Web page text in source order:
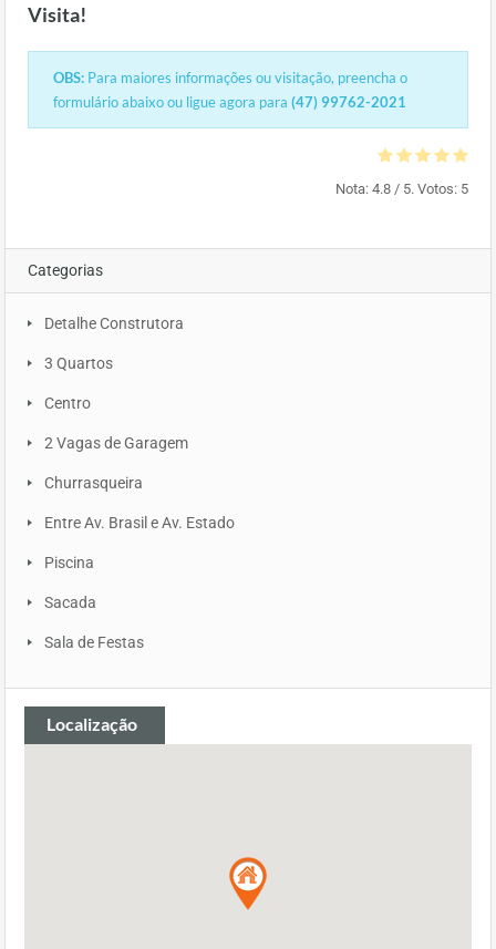
Visita!
OBS: Para maiores informações ou visitação, preencha o
formulário abaixo ou ligue agora para (47) 99762-2021
Nota: 4.8 / 5. Votos: 5
Categorias
Detalhe Construtora
3 Quartos
Centro
2 Vagas de Garagem
Churrasqueira
Entre Av. Brasil e Av. Estado
Piscina
Sacada
Sala de Festas
Localização